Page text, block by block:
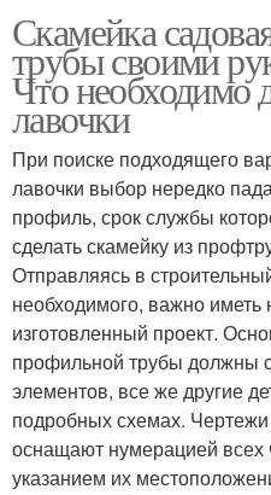
Скамейка
трубы своими
Что необходимо
лавочки
При поиске подходящего
лавочки выбор нередко
профиль, срок службы
сделать скамейку из
Отправляясь в
необходимого, важно иметь
изготовленный проект.
профильной трубы должны
элементов, все же другие
подробных схемах.
оснащают нумерацией всех
указанием их